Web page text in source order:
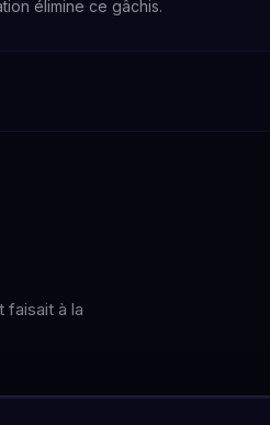
élimine ce gâchis.
faisait à la